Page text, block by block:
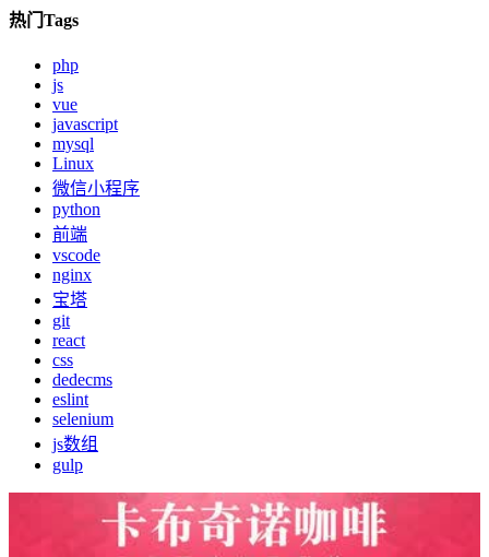
热门Tags
php
js
vue
javascript
mysql
Linux
微信小程序
python
前端
vscode
nginx
宝塔
git
react
css
dedecms
eslint
selenium
js数组
gulp